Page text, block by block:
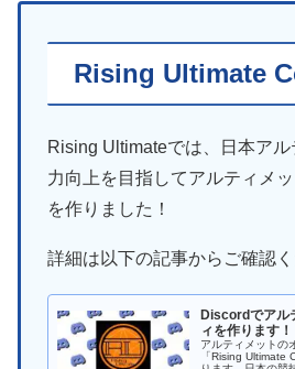
Rising Ultimate
Rising Ultimateでは、日本ア
力向上を目指してアルティメ
を作りました！
詳細は以下の記事からご確認く
Discordでアル
ィを作ります！
アルティメットの
「Rising Ultimate